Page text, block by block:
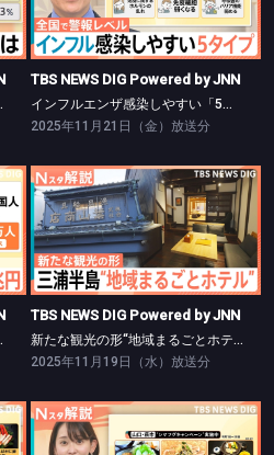
」はどれくらい？【Nスタ】
Nスタ】
インフルエンザ感染しやすい「5つの特徴」【Nスタ】
TBS NEWS DIG Powered by JNN
インフルエンザ感染しやすい「5つの特徴」【Nスタ】
2025年11月21日（金）放送分
算【Nスタ】
Nスタ】
TBS NEWS DIG Powered by JNN
新たな観光の形“地域まるごとホテル”【Nスタ】
TBS NEWS DIG Powered by JNN
新たな観光の形“地域まるごとホテル”【Nスタ】
2025年11月19日（水）放送分